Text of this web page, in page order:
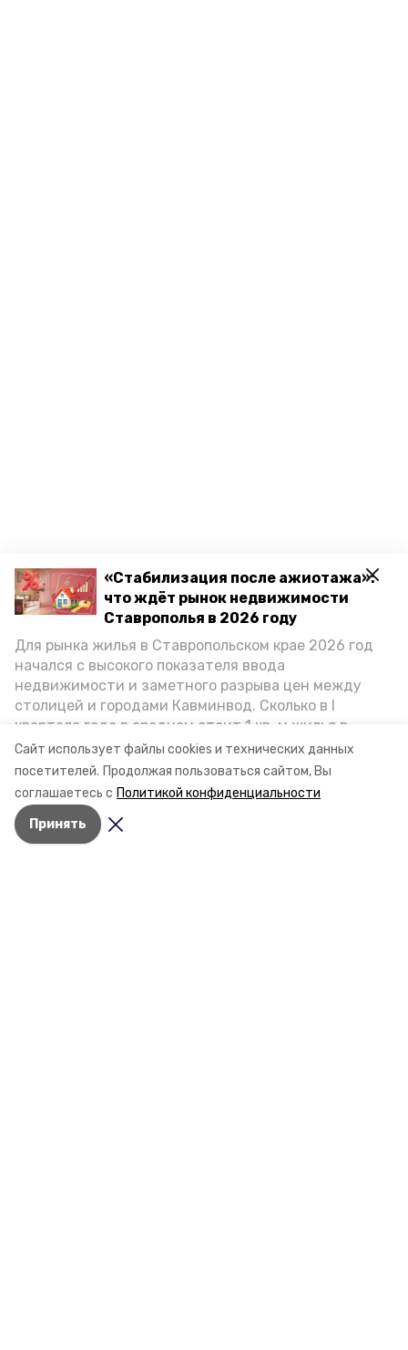
Сайт использует файлы cookies и технических данных
посетителей. Продолжая пользоваться сайтом, Вы
соглашаетесь с Политикой конфиденциальности
Принять
«Стабилизация после ажиотажа»:
что ждёт рынок недвижимости
Ставрополья в 2026 году
Для рынка жилья в Ставропольском крае 2026 год
начался с высокого показателя ввода
недвижимости и заметного разрыва цен между
столицей и городами Кавминвод. Сколько в I
квартале года в среднем стоит 1 кв. м жилья в
городах и округах региона, как изменился спрос на
первичку и вторичку, какова себестоимость
стройки собственного жилья в этом году и какие
прогнозы о стоимости квадратных метров дают
эксперты, выясняла корреспондент «Победы26».